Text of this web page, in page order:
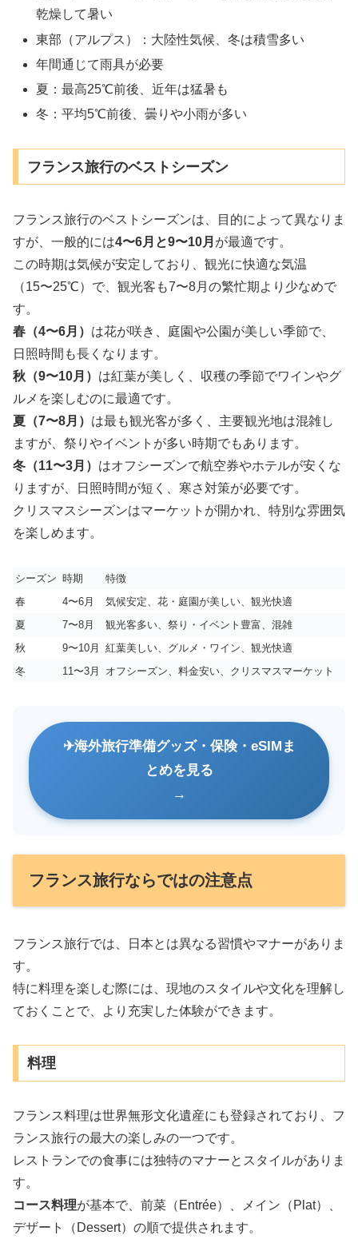
乾燥して暑い
東部（アルプス）：大陸性気候、冬は積雪多い
年間通じて雨具が必要
夏：最高25℃前後、近年は猛暑も
冬：平均5℃前後、曇りや小雨が多い
フランス旅行のベストシーズン
フランス旅行のベストシーズンは、目的によって異なりま
すが、一般的には4〜6月と9〜10月 が最適です。
この時期は気候が安定しており、観光に快適な気温
（15〜25℃）で、観光客も7〜8月の繁忙期より少なめで
す。
春（4〜6月） は花が咲き、庭園や公園が美しい季節で、
日照時間も長くなります。
秋（9〜10月） は紅葉が美しく、収穫の季節でワインやグ
ルメを楽しむのに最適です。
夏（7〜8月） は最も観光客が多く、主要観光地は混雑し
ますが、祭りやイベントが多い時期でもあります。
冬（11〜3月） はオフシーズンで航空券やホテルが安くな
りますが、日照時間が短く、寒さ対策が必要です。
クリスマスシーズンはマーケットが開かれ、特別な雰囲気
を楽しめます。
シーズン 時期
特徴
春
4〜6月
気候安定、花・庭園が美しい、観光快適
夏
7〜8月
観光客多い、祭り・イベント豊富、混雑
秋
9〜10月
紅葉美しい、グルメ・ワイン、観光快適
冬
11〜3月 オフシーズン、料金安い、クリスマスマーケット
海外旅行準備グッズ・保険・eSIMま
とめを見る
フランス旅行ならではの注意点
フランス旅行では、日本とは異なる習慣やマナーがありま
す。
特に料理を楽しむ際には、現地のスタイルや文化を理解し
ておくことで、より充実した体験ができます。
料理
フランス料理は世界無形文化遺産にも登録されており、フ
ランス旅行の最大の楽しみの一つです。
レストランでの食事には独特のマナーとスタイルがありま
す。
コース料理が基本で、前菜（Entrée）、メイン（Plat）、
デザート（Dessert）の順で提供されます。